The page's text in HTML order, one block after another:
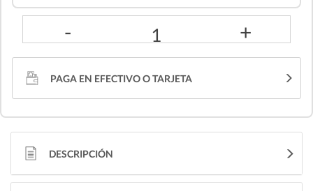
- 1 +
PAGA EN EFECTIVO O TARJETA
DESCRIPCIÓN